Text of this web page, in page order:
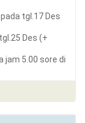
tgl.17 Des
Des (+
jam 5.00 sore di